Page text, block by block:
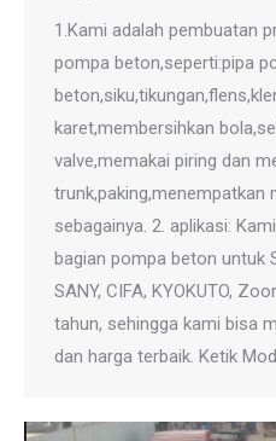
1.Kami adalah pembuatan
pompa beton,seperti:pipa
karet,membersihkan
valve,memakai piring dan
trunk,paking,menempatkan
sebagainya. 2. aplikasi:
bagian pompa beton untuk
SANY, CIFA, KYOKUTO,
tahun, sehingga kami bisa
dan harga terbaik. Ketik